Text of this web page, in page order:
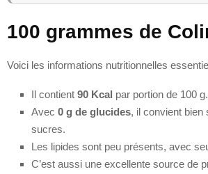
100 grammes de
Voici les informations nutritionnelles
Il contient 90 Kcal par portion de 100 g.
Avec 0 g de glucides, il convient bien
sucres.
Les lipides sont peu présents, avec
C’est aussi une excellente source de